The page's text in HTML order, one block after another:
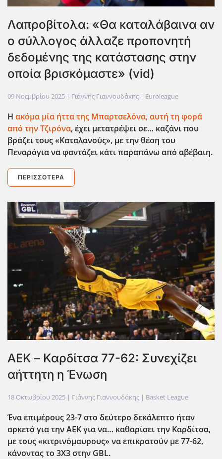
Λαπροβίτολα: «Θα καταλάβαινα αν
ο σύλλογος άλλαζε προπονητή
δεδομένης της κατάστασης στην
οποία βρισκόμαστε» (vid)
09 Νοεμβρίου 2025 | Γιάννης Γιαννουδάκης | Euroleague
Η ακόμα μία ήττα της Μπαρτσελόνα, αυτή τη φορά
από την Τζιρόνα, έχει μετατρέψει σε… καζάνι που
βράζει τους «Καταλανούς», με την θέση του
Πεναρόγια να φαντάζει κάτι παραπάνω από αβέβαιη.
ΠΕΡΙΣΣΌΤΕΡΑ
ΑΕΚ – Καρδίτσα 77-62: Συνεχίζει
αήττητη η Ένωση
18 Οκτωβρίου 2025 | Γιάννης Γιαννουδάκης | Basket League
Ένα επιμέρους 23-7 στο δεύτερο δεκάλεπτο ήταν
αρκετό για την ΑΕΚ για να… καθαρίσει την Καρδίτσα,
με τους «κιτρινόμαυρους» να επικρατούν με 77-62,
κάνοντας το 3Χ3 στην GBL.